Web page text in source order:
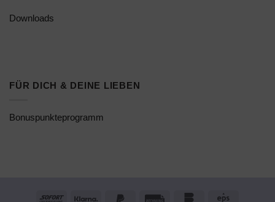
Downloads
FÜR DICH & DEINE LIEBEN
Bonuspunkteprogramm
Sofort Klarna PayPal Rechung Bankomat